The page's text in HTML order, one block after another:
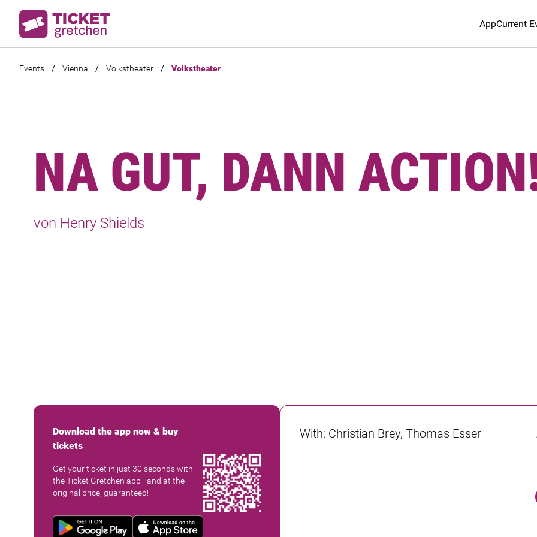
AppCurrent
Events / Vienna / Volkstheater / Volkstheater
NA GUT, DANN
von Henry Shields
Download the app now & buy
tickets
Get your ticket in just 30 seconds with
the Ticket Gretchen app - and at the
original price, guaranteed!
With: Christian Brey, Thomas Esser